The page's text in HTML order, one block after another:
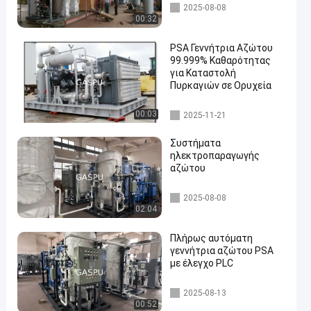
00:32
Γεννήτρια αζώτου PSA
2025-08-08
00:03
PSA Γεννήτρια Αζώτου
99.999% Καθαρότητας
για Καταστολή
Πυρκαγιών σε Ορυχεία
Γεννήτρια αζώτου PSA
2025-11-21
02:04
Συστήματα
ηλεκτροπαραγωγής
αζώτου
Γεννήτρια αζώτου PSA
2025-08-08
00:52
Πλήρως αυτόματη
γεννήτρια αζώτου PSA
με έλεγχο PLC
Γεννήτρια αζώτου PSA
2025-08-13